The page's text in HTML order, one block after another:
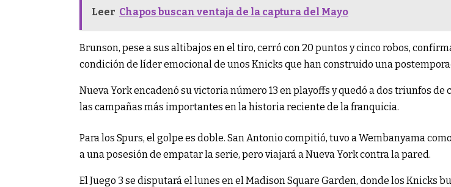
Leer Chapos buscan ventaja de la captura del Mayo
Brunson, pese a sus altibajos en el tiro, cerró con 20 puntos y cinco robos,
condición de líder emocional de unos Knicks que han construido una
Nueva York encadenó su victoria número 13 en playoffs y quedó a dos triunfos de
las campañas más importantes en la historia reciente de la franquicia.
Para los Spurs, el golpe es doble. San Antonio compitió, tuvo a Wembanyama
a una posesión de empatar la serie, pero viajará a Nueva York contra la pared.
El Juego 3 se disputará el lunes en el Madison Square Garden, donde los Knicks